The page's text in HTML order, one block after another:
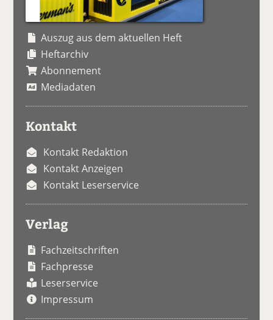
Auszug aus dem aktuellen Heft
Heftarchiv
Abonnement
Mediadaten
Kontakt
Kontakt Redaktion
Kontakt Anzeigen
Kontakt Leserservice
Verlag
Fachzeitschriften
Fachpresse
Leserservice
Impressum